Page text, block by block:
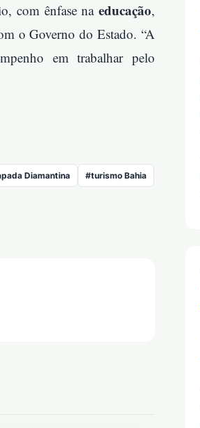
com ênfase na educação,
o Governo do Estado. “A
em trabalhar pelo
Diamantina #turismo Bahia